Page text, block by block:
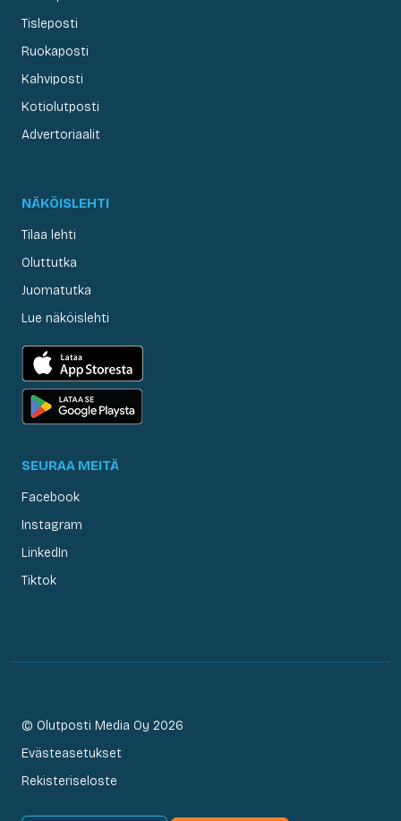
Tisleposti
Ruokaposti
Kahviposti
Kotiolutposti
Advertoriaalit
NÄKÖISLEHTI
Tilaa lehti
Oluttutka
Juomatutka
Lue näköislehti
SEURAA MEITÄ
Facebook
Instagram
LinkedIn
Tiktok
© Olutposti Media Oy 2026
Evästeasetukset
Rekisteriseloste